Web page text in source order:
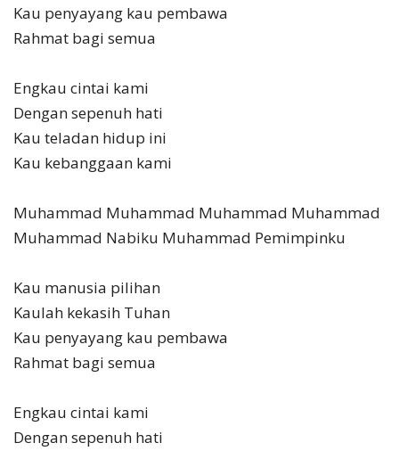
Kau penyayang kau pembawa
Rahmat bagi semua
Engkau cintai kami
Dengan sepenuh hati
Kau teladan hidup ini
Kau kebanggaan kami
Muhammad Muhammad Muhammad Muhammad
Muhammad Nabiku Muhammad Pemimpinku
Kau manusia pilihan
Kaulah kekasih Tuhan
Kau penyayang kau pembawa
Rahmat bagi semua
Engkau cintai kami
Dengan sepenuh hati